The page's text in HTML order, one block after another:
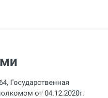
Государственная
от 04.12.2020г.